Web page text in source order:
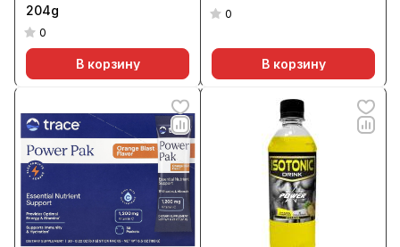
204g
0
В корзину
0
В корзину